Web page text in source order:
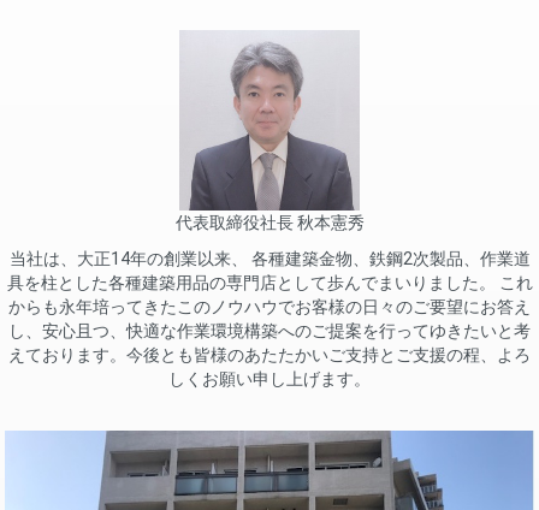
代表取締役社長 秋本憲秀
当社は、大正14年の創業以来、 各種建築金物、鉄鋼2次製品、作業道
具を柱とした各種建築用品の専門店として歩んでまいりました。 これ
からも永年培ってきたこのノウハウでお客様の日々のご要望にお答え
し、安心且つ、快適な作業環境構築へのご提案を行ってゆきたいと考
えております。今後とも皆様のあたたかいご支持とご支援の程、よろ
しくお願い申し上げます。